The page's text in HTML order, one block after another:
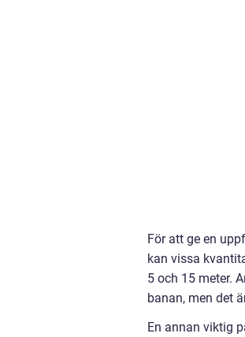
För att ge en
kan vissa
5 och 15 meter.
banan, men det
En annan viktig